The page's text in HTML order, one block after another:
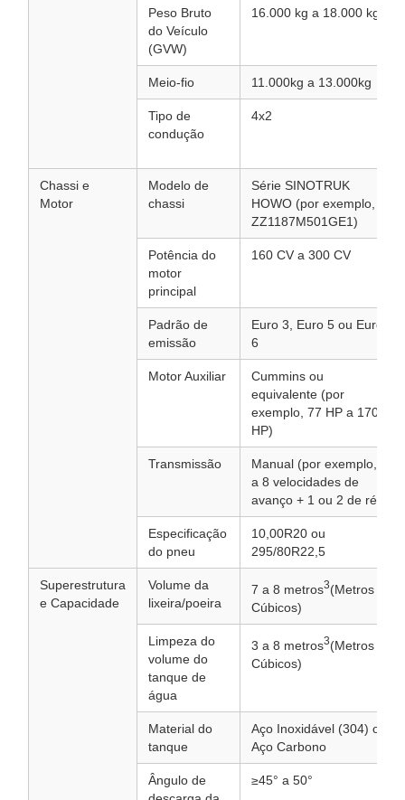
Peso Bruto
do Veículo
(GVW)
16.000 kg a 18.000 kg
Meio-fio 11.000kg a 13.000kg
Tipo de
condução
4x2
Chassi e
Motor
Modelo de
chassi
Série SINOTRUK
HOWO (por exemplo,
ZZ1187M501GE1)
Potência do
motor
principal
160 CV a 300 CV
Padrão de
emissão
Euro 3, Euro 5 ou Euro
6
Motor Auxiliar
Cummins ou
equivalente (por
exemplo, 77 HP a 170
HP)
Transmissão
Manual (por exemplo, 6
a 8 velocidades de
avanço + 1 ou 2 de ré)
Especificação
do pneu
10,00R20 ou
295/80R22,5
Superestrutura
e Capacidade
Volume da
lixeira/poeira
7 a 8 metros3(Metros
Cúbicos)
Limpeza do
volume do
tanque de
água
3 a 8 metros3(Metros
Cúbicos)
Material do
tanque
Aço Inoxidável (304) ou
Aço Carbono
Ângulo de
≥45° a 50°